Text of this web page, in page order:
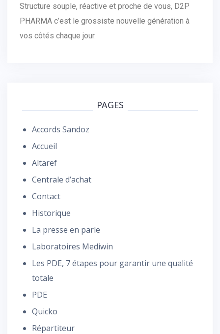
Structure souple, réactive et proche de vous, D2P
PHARMA c’est le grossiste nouvelle génération à
vos côtés chaque jour.
PAGES
Accords Sandoz
Accueil
Altaref
Centrale d’achat
Contact
Historique
La presse en parle
Laboratoires Mediwin
Les PDE, 7 étapes pour garantir une qualité
totale
PDE
Quicko
Répartiteur